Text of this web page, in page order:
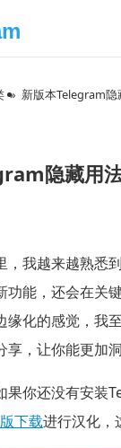
» 新版本Telegram
隐藏用
，我越来越熟悉
功能，还会在关
缘化的感觉，我
享，让你能更加
还没有安装
下载进行汉化，